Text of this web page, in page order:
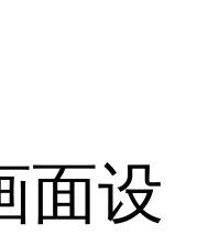
面设